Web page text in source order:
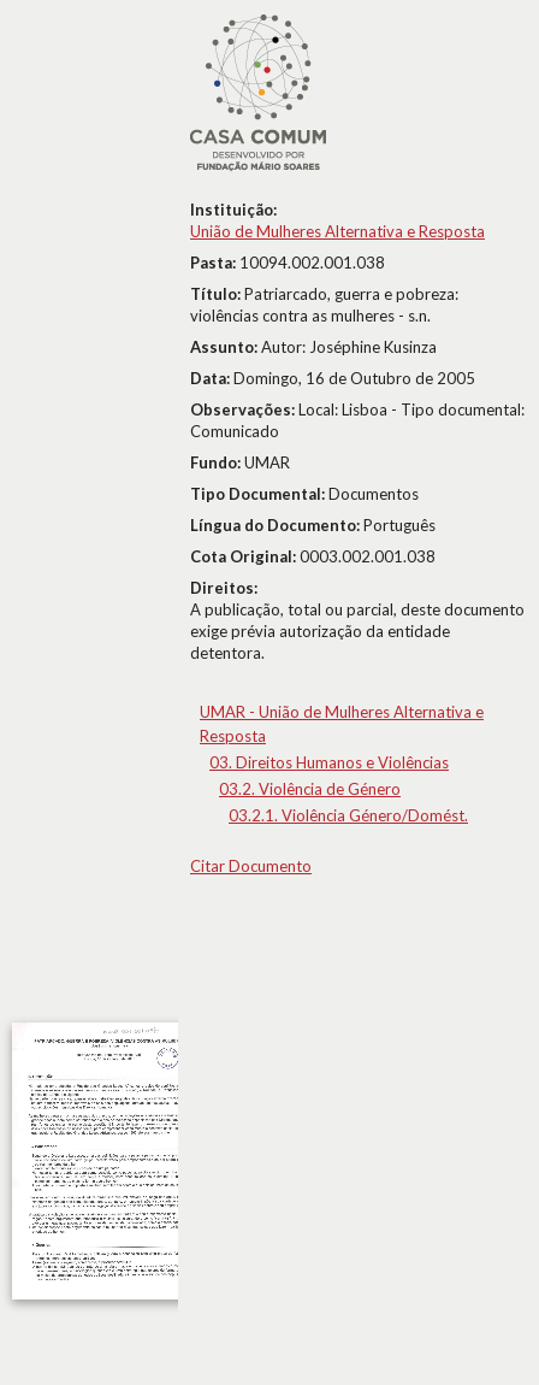
Instituição:
União de Mulheres Alternativa e Resposta
Pasta: 10094.002.001.038
Título:Patriarcado, guerra e pobreza:
violências contra as mulheres - s.n.
Assunto:Autor: Joséphine Kusinza
Data:Domingo, 16 de Outubro de 2005
Observações:Local: Lisboa - Tipo documental:
Comunicado
Fundo:UMAR
Tipo Documental:Documentos
Língua do Documento:Português
Cota Original:0003.002.001.038
Direitos:
A publicação, total ou parcial, deste documento
exige prévia autorização da entidade
detentora.
UMAR - União de Mulheres Alternativa e
Resposta
03. Direitos Humanos e Violências
03.2. Violência de Género
03.2.1. Violência Género/Domést.
Citar Documento